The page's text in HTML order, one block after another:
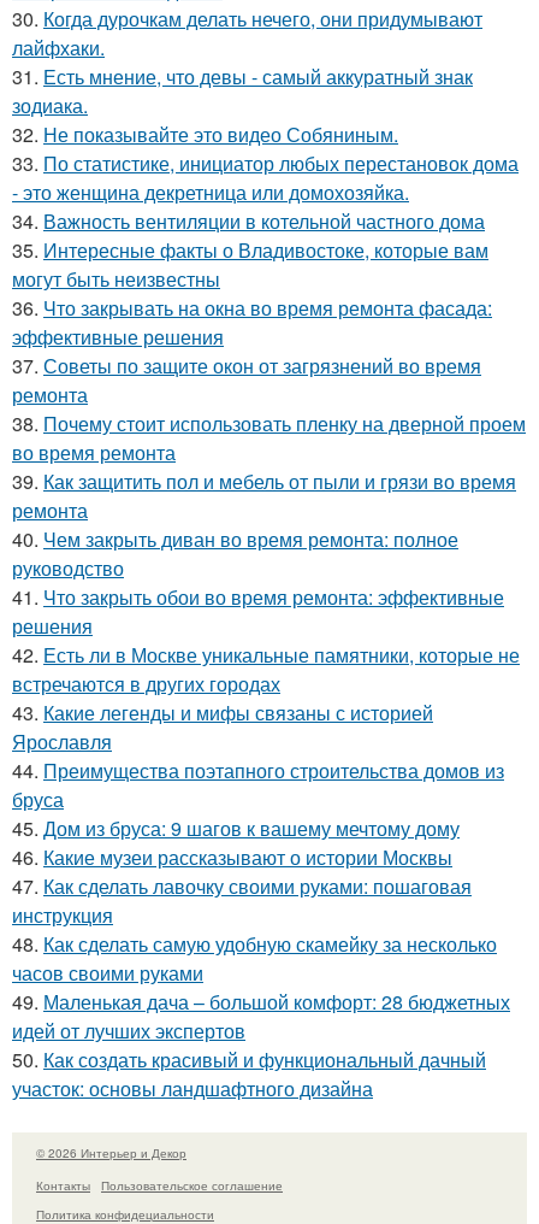
30. Когда дурочкам делать нечего, они придумывают
лайфхаки.
31. Есть мнение, что девы - самый аккуратный знак
зодиака.
32. Не показывайте это видео Собяниным.
33. По статистике, инициатор любых перестановок дома
- это женщина декретница или домохозяйка.
34. Важность вентиляции в котельной частного дома
35. Интересные факты о Владивостоке, которые вам
могут быть неизвестны
36. Что закрывать на окна во время ремонта фасада:
эффективные решения
37. Советы по защите окон от загрязнений во время
ремонта
38. Почему стоит использовать пленку на дверной проем
во время ремонта
39. Как защитить пол и мебель от пыли и грязи во время
ремонта
40. Чем закрыть диван во время ремонта: полное
руководство
41. Что закрыть обои во время ремонта: эффективные
решения
42. Есть ли в Москве уникальные памятники, которые не
встречаются в других городах
43. Какие легенды и мифы связаны с историей
Ярославля
44. Преимущества поэтапного строительства домов из
бруса
45. Дом из бруса: 9 шагов к вашему мечтому дому
46. Какие музеи рассказывают о истории Москвы
47. Как сделать лавочку своими руками: пошаговая
инструкция
48. Как сделать самую удобную скамейку за несколько
часов своими руками
49. Маленькая дача – большой комфорт: 28 бюджетных
идей от лучших экспертов
50. Как создать красивый и функциональный дачный
участок: основы ландшафтного дизайна
© 2026 Интерьер и Декор
Контакты
Пользовательское соглашение
Политика конфидециальности